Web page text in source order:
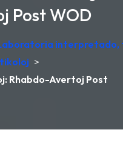
Post WOD
>
Rhabdo-Avertoj Post